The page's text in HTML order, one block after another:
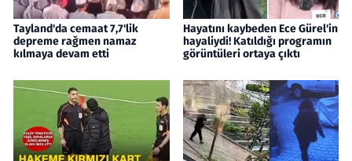
Tayland'da cemaat 7,7'lik
depreme rağmen namaz
kılmaya devam etti
Hayatını kaybeden Ece Gürel'in
hayaliydi! Katıldığı programın
görüntüleri ortaya çıktı